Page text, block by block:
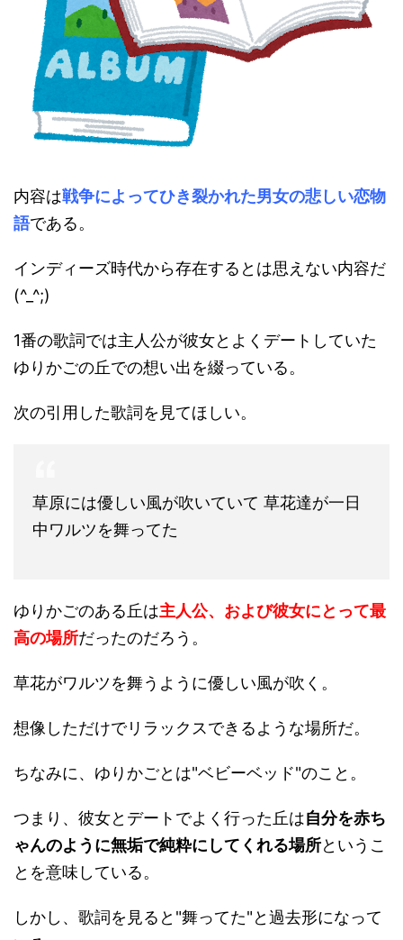
内容は戦争によってひき裂かれた男女の悲しい恋物
語である。
インディーズ時代から存在するとは思えない内容だ
(^_^;)
1番の歌詞では主人公が彼女とよくデートしていた
ゆりかごの丘での想い出を綴っている。
次の引用した歌詞を見てほしい。
草原には優しい風が吹いていて 草花達が一日
中ワルツを舞ってた
ゆりかごのある丘は主人公、および彼女にとって最
高の場所だったのだろう。
草花がワルツを舞うように優しい風が吹く。
想像しただけでリラックスできるような場所だ。
ちなみに、ゆりかごとは"ベビーベッド"のこと。
つまり、彼女とデートでよく行った丘は自分を赤ち
ゃんのように無垢で純粋にしてくれる場所というこ
とを意味している。
しかし、歌詞を見ると"舞ってた"と過去形になって